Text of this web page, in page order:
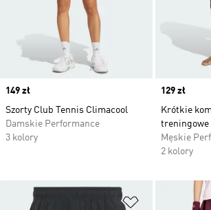
Price
149 zł
Szorty Club Tennis Climacool
Damskie Performance
3 kolory
Price
129 zł
Krótkie
treningowe
Męskie
2 kolory
Dodaj do listy